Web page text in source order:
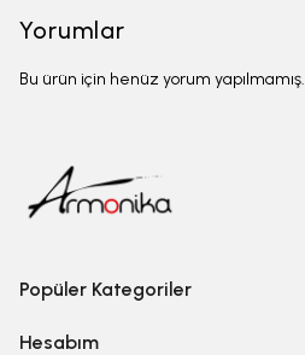
Yorumlar
Bu ürün için henüz yorum yapılmamış.
Popüler Kategoriler
Hesabım